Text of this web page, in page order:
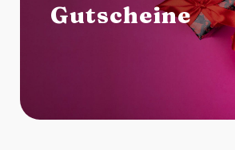
Gutscheine